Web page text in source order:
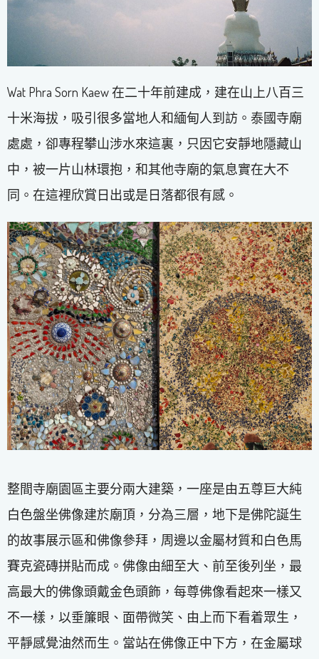
Wat Phra Sorn Kaew 在二十年前建成，建在山上八百三
十米海拔，吸引很多當地人和緬甸人到訪。泰國寺廟
處處，卻專程攀山涉水來這裏，只因它安靜地隱藏山
中，被一片山林環抱，和其他寺廟的氣息實在大不
同。在這裡欣賞日出或是日落都很有感。
整間寺廟園區主要分兩大建築，一座是由五尊巨大純
白色盤坐佛像建於廟頂，分為三層，地下是佛陀誕生
的故事展示區和佛像參拜，周邊以金屬材質和白色馬
賽克瓷磚拼貼而成。佛像由細至大、前至後列坐，最
高最大的佛像頭戴金色頭飾，每尊佛像看起來一樣又
不一樣，以垂簾眼、面帶微笑、由上而下看着眾生，
平靜感覺油然而生。當站在佛像正中下方，在金屬球